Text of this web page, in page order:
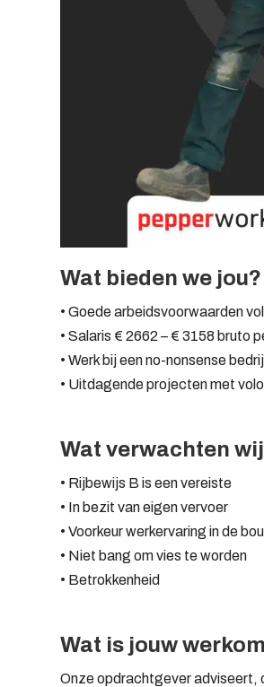
Wat bieden we jou?
• Goede arbeidsvoorwaarden
• Salaris € 2662 – € 3158 bruto
• Werk bij een no-nonsense
• Uitdagende projecten met
Wat verwachten
• Rijbewijs B is een vereiste
• In bezit van eigen vervoer
• Voorkeur werkervaring in de
• Niet bang om vies te worden
• Betrokkenheid
Wat is jouw
Onze opdrachtgever adviseert,